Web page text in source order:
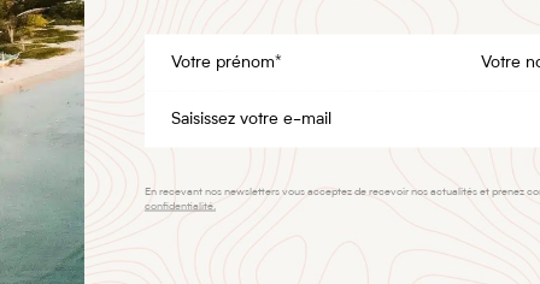
En recevant nos newsletters vous acceptez de recevoir nos actualités et prenez
confidentialité.